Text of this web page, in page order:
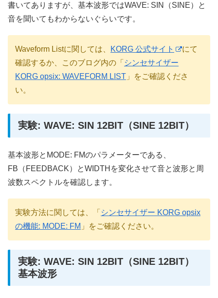
書いてありますが、基本波形ではWAVE: SIN（SINE）と
音を聞いてもわからないぐらいです。
Waveform Listに関しては、 KORG 公式サイト
にて
確認するか、このブログ内の「 シンセサイザー
KORG opsix: WAVEFORM LIST 」をご確認くださ
い。
実験: WAVE: SIN 12BIT（SINE 12BIT）
基本波形とMODE: FMのパラメーターである、
FB（FEEDBACK）とWIDTHを変化させて音と波形と周
波数スペクトルを確認します。
実験方法に関しては、「 シンセサイザー KORG opsix
の機能: MODE: FM 」をご確認ください。
実験: WAVE: SIN 12BIT（SINE 12BIT）
基本波形